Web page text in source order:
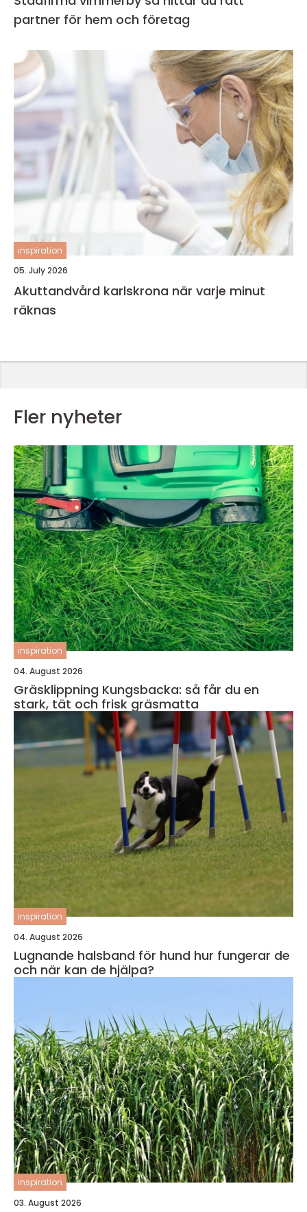
partner för hem och företag
inspiration
05. July 2026
Akuttandvård karlskrona när varje minut
räknas
Fler nyheter
inspiration
04. August 2026
Gräsklippning Kungsbacka: så får du en
stark, tät och frisk gräsmatta
inspiration
04. August 2026
Lugnande halsband för hund hur fungerar de
och när kan de hjälpa?
inspiration
03. August 2026